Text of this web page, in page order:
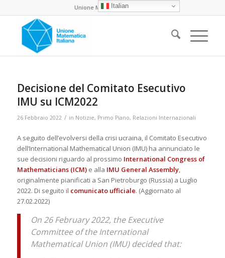
Unione Matematica Italiana
Decisione del Comitato Esecutivo
IMU su ICM2022
26 Febbraio 2022 / in Notizie, Primo Piano, Relazioni Internazionali
A seguito dell’evolversi della crisi ucraina, il Comitato Esecutivo
dell’International Mathematical Union (IMU) ha annunciato le
sue decisioni riguardo al prossimo International Congress of
Mathematicians (ICM)e alla IMU General Assembly,
originalmente pianificati a San Pietroburgo (Russia) a Luglio
2022. Di seguito il comunicato ufficiale. (Aggiornato al
27.02.2022)
On 26 February 2022, the Executive
Committee of the International
Mathematical Union (IMU) decided that:
Italian